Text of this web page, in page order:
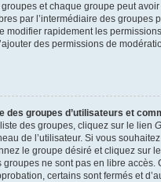
et chaque groupe peut
par l’intermédiaire des groupes
modifier rapidement les
des permissions de
des groupes d’utilisateurs et
des groupes, cliquez sur le lien
de l’utilisateur. Si vous
le groupe désiré et cliquez sur
groupes ne sont pas en libre accès.
certains sont fermés et